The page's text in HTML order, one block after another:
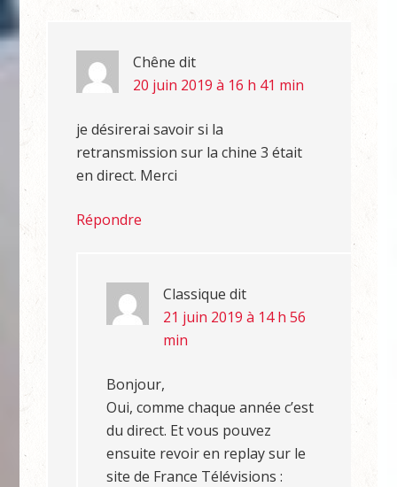
Chêne dit
20 juin 2019 à 16 h 41 min
je désirerai savoir si la
retransmission sur la chine 3 était
en direct. Merci
Répondre
Classique dit
21 juin 2019 à 14 h 56
min
Bonjour,
Oui, comme chaque année c’est
du direct. Et vous pouvez
ensuite revoir en replay sur le
site de France Télévisions :